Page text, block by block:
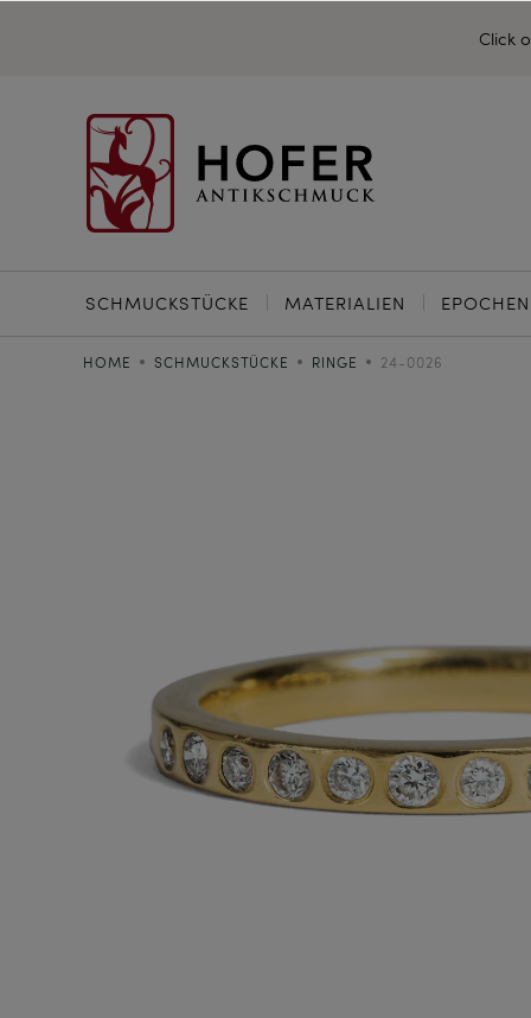
Click
SCHMUCKSTÜCKE MATERIALIEN EPOCHEN
HOME SCHMUCKSTÜCKE RINGE 24-0026